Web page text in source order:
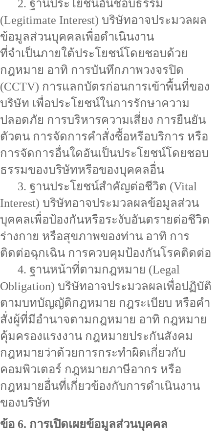
2. ฐานประโยชน์อันชอบธรรม
(Legitimate Interest) บริษัทอาจประมวลผล
ข้อมูลส่วนบุคคลเพื่อดำเนินงาน
ที่จำเป็นภายใต้ประโยชน์โดยชอบด้วย
กฎหมาย อาทิ การบันทึกภาพวงจรปิด
(CCTV) การแลกบัตรก่อนการเข้าพื้นที่ของ
บริษัท เพื่อประโยชน์ในการรักษาความ
ปลอดภัย การบริหารความเสี่ยง การยืนยัน
ตัวตน การจัดการคำสั่งซื้อหรือบริการ หรือ
การจัดการอื่นใดอันเป็นประโยชน์โดยชอบ
ธรรมของบริษัทหรือของบุคคลอื่น
3. ฐานประโยชน์สำคัญต่อชีวิต (Vital
Interest) บริษัทอาจประมวลผลข้อมูลส่วน
บุคคลเพื่อป้องกันหรือระงับอันตรายต่อชีวิต
ร่างกาย หรือสุขภาพของท่าน อาทิ การ
ติดต่อฉุกเฉิน การควบคุมป้องกันโรคติดต่อ
4. ฐานหน้าที่ตามกฎหมาย (Legal
Obligation) บริษัทอาจประมวลผลเพื่อปฏิบัติ
ตามบทบัญญัติกฎหมาย กฎระเบียบ หรือคำ
สั่งผู้ที่มีอำนาจตามกฎหมาย อาทิ กฎหมาย
คุ้มครองแรงงาน กฎหมายประกันสังคม
กฎหมายว่าด้วยการกระทำผิดเกี่ยวกับ
คอมพิวเตอร์ กฎหมายภาษีอากร หรือ
กฎหมายอื่นที่เกี่ยวข้องกับการดำเนินงาน
ของบริษัท
ข้อ 6. การเปิดเผยข้อมูลส่วนบุคคล